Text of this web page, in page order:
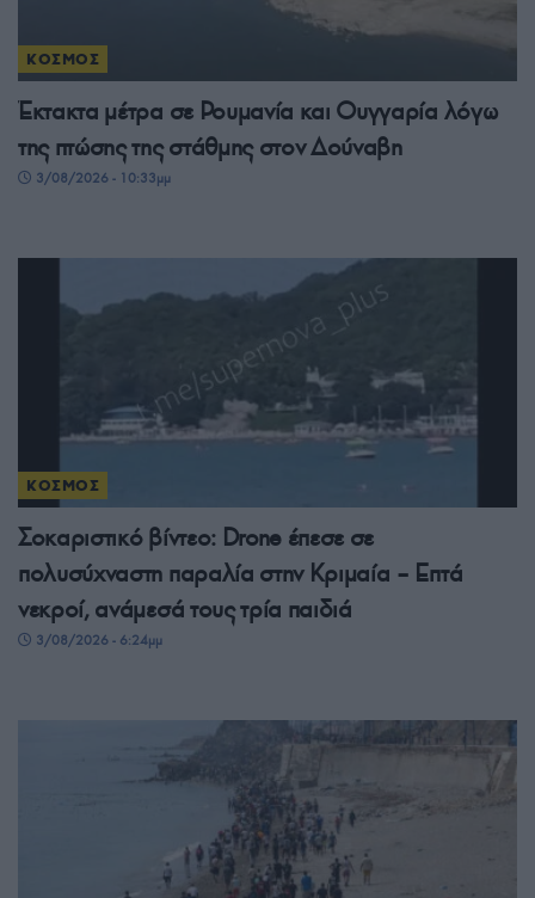
ΚΟΣΜΟΣ
Έκτακτα μέτρα σε Ρουμανία και Ουγγαρία λόγω
της πτώσης της στάθμης στον Δούναβη
3/08/2026 - 10:33μμ
ΚΟΣΜΟΣ
Σοκαριστικό βίντεο: Drone έπεσε σε
πολυσύχναστη παραλία στην Κριμαία – Επτά
νεκροί, ανάμεσά τους τρία παιδιά
3/08/2026 - 6:24μμ